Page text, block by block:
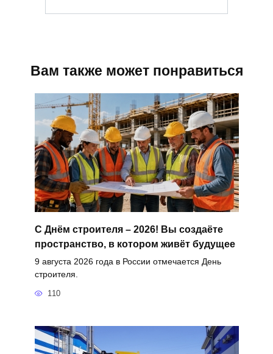
Вам также может понравиться
С Днём строителя – 2026! Вы создаёте
пространство, в котором живёт будущее
9 августа 2026 года в России отмечается День
строителя.
110